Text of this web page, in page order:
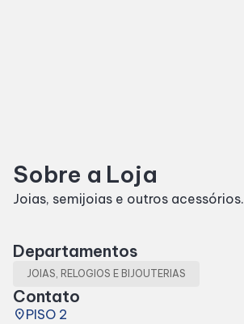
Cinema
Fique por Dentro
Sobre a Loja
Joias, semijoias e outros acessórios.
Departamentos
JOIAS, RELOGIOS E BIJOUTERIAS
Contato
placePISO 2